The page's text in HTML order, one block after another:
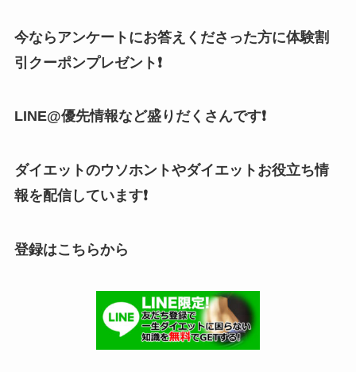
今ならアンケートにお答えくださった方に体験割
引クーポンプレゼント❗
LINE@優先情報など盛りだくさんです❗
ダイエットのウソホントやダイエットお役立ち情
報を配信しています❗
登録はこちらから